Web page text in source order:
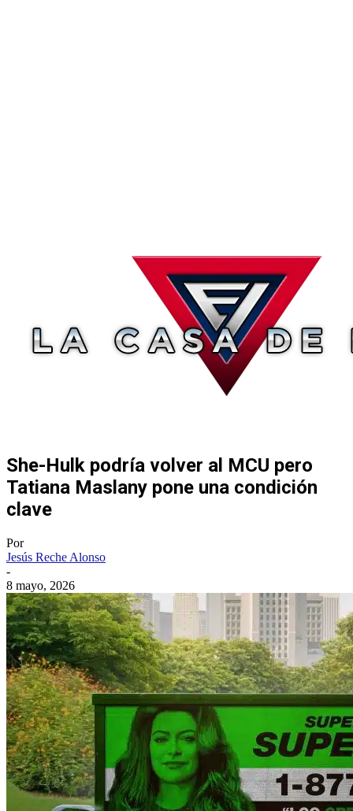
She-Hulk podría volver al MCU pero
Tatiana Maslany pone una condición
clave
Por
Jesús Reche Alonso
-
8 mayo, 2026